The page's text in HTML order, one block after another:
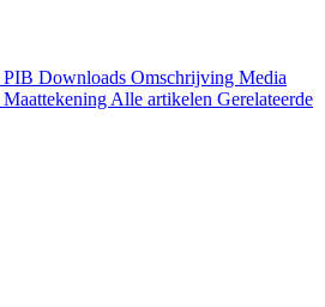
PIB Downloads Omschrijving Media
MaattekeningAlle artikelen Gerelateerde